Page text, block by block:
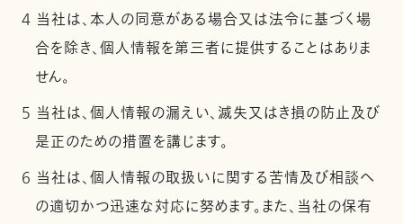
4 当社は、本人の同意がある場合又は法令に基づく場
合を除き、個人情報を第三者に提供することはありま
せん。
5 当社は、個人情報の漏えい、滅失又はき損の防止及び
是正のための措置を講じます。
6 当社は、個人情報の取扱いに関する苦情及び相談へ
の適切かつ迅速な対応に努めます。また、当社の保有